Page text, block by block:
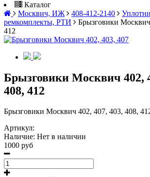
Каталог
Москвич, ИЖ
408-412-2140
ремкомплекты, РТИ
Брызговики
412
Брызговики Москвич 402,
408, 412
Брызговики Москвич 402, 407, 403, 408,
Артикул:
Наличие: Нет в наличии
1000 руб